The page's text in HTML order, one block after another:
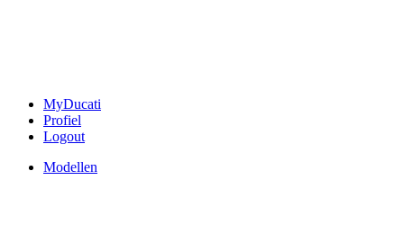
MyDucati
Profiel
Logout
Modellen